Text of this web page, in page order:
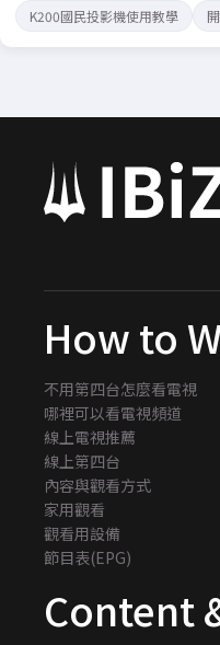
K200國民投影機使用教學
How to
不用第四台怎麼看電視
哪裡可以看電視頻道
線上電視推薦
線上第四台
內容與觀看方式
家用觀看
觀看用設備
節目表(EPG)
Content